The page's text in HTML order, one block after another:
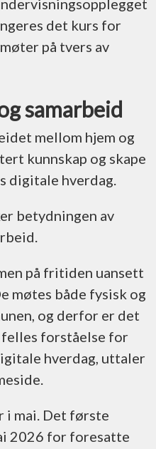
det kurs for
på tvers av
samarbeid
mellom hjem og
kunnskap og skape
digitale hverdag.
betydningen av
på fritiden uansett
møtes både fysisk og
og derfor er det
forståelse for
hverdag, uttaler
mai. Det første
2026 for foresatte